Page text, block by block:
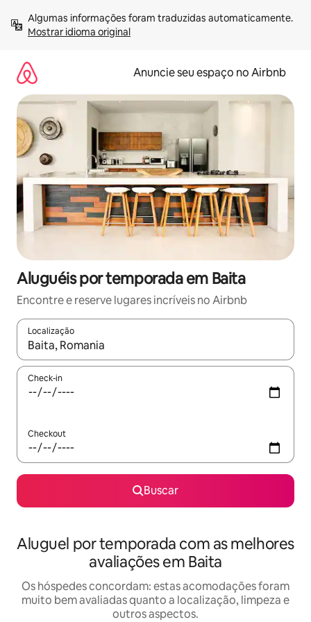
para
Mostrar idioma original
Anuncie seu espaço no Airbnb
Aluguéis por temporada em Baita
Encontre e reserve lugares incríveis no Airbnb
Localização
Quando os resultados estiverem disponíveis, explore-os
Check-in
Checkout
Buscar
Aluguel por temporada com as melhores
avaliações em Baita
Os hóspedes concordam: estas acomodações foram
muito bem avaliadas quanto a localização, limpeza e
outros aspectos.